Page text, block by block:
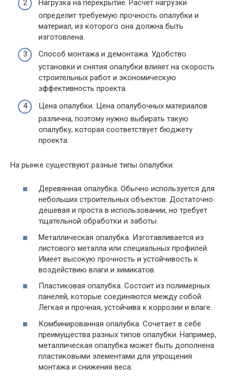
Нагрузка на перекрытие. Расчет нагрузки
определит требуемую прочность опалубки и
материал, из которого она должна быть
изготовлена.
Способ монтажа и демонтажа. Удобство
установки и снятия опалубки влияет на скорость
строительных работ и экономическую
эффективность проекта.
Цена опалубки. Цена опалубочных материалов
различна, поэтому нужно выбирать такую
опалубку, которая соответствует бюджету
проекта.
На рынке существуют разные типы опалубки:
Деревянная опалубка. Обычно используется для
небольших строительных объектов. Достаточно
дешевая и проста в использовании, но требует
тщательной обработки и заботы.
Металлическая опалубка. Изготавливается из
листового металла или специальных профилей.
Имеет высокую прочность и устойчивость к
воздействию влаги и химикатов.
Пластиковая опалубка. Состоит из полимерных
панелей, которые соединяются между собой.
Легкая и прочная, устойчива к коррозии и влаге.
Комбинированная опалубка. Сочетает в себе
преимущества разных типов опалубки. Например,
металлическая опалубка может быть дополнена
пластиковыми элементами для упрощения
монтажа и снижения веса.